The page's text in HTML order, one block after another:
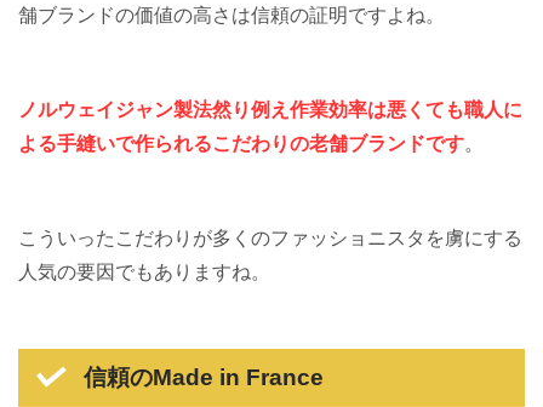
舗ブランドの価値の高さは信頼の証明ですよね。
ノルウェイジャン製法然り例え作業効率は悪くても職人に
よる手縫いで作られるこだわりの老舗ブランドです。
こういったこだわりが多くのファッショニスタを虜にする
人気の要因でもありますね。
信頼のMade in France